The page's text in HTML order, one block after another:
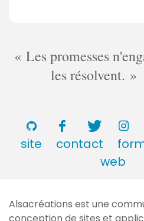
Les promesses
les résolvent.
site
contact
web
Alsacréations est une